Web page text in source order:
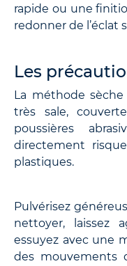
rapide ou une
redonner de l’éclat
Les
La méthode
très sale,
poussières
directement
plastiques.
Pulvérisez
nettoyer, laissez
essuyez avec une
des mouvements